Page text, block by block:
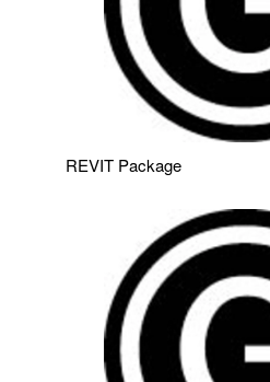
REVIT Package